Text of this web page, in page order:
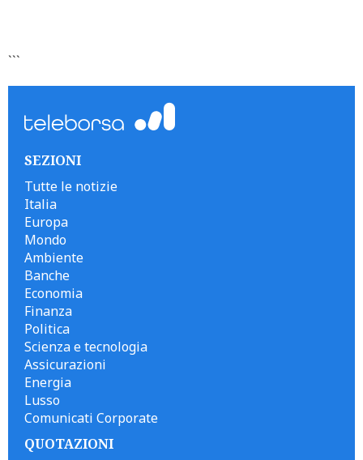
```
SEZIONI
Tutte le notizie
Italia
Europa
Mondo
Ambiente
Banche
Economia
Finanza
Politica
Scienza e tecnologia
Assicurazioni
Energia
Lusso
Comunicati Corporate
QUOTAZIONI